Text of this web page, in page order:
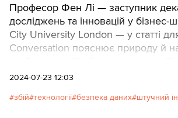
Професор Фен Лі — заступник
досліджень та інновацій у бізнес-
City University London — у статті
Conversation пояснює природу й
Texty.org.ua публікують ключові
2024-07-23 12:03
збій технології безпека даних штучний